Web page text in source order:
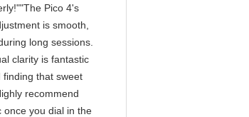
Pico 4's
is smooth,
long sessions.
clarity is fantastic
finding that sweet
recommend
once you dial in the